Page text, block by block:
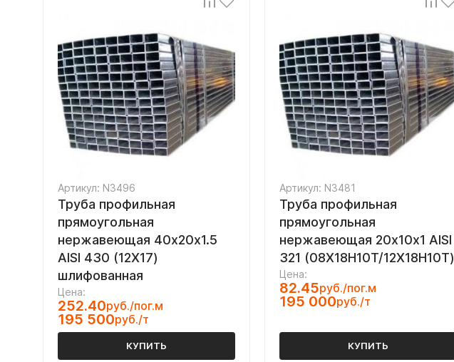
Артикул: N3496
Труба профильная
прямоугольная
нержавеющая 40х20х1.5
AISI 430 (12Х17)
шлифованная
Цена:
252.40руб./пог.м
195 500руб./т
КУПИТЬ
Артикул: N3481
Труба профильная
прямоугольная
нержавеющая 20х10х1 AISI
321 (08Х18Н10Т/12Х18Н10Т)
Цена:
82.45руб./пог.м
195 000руб./т
КУПИТЬ